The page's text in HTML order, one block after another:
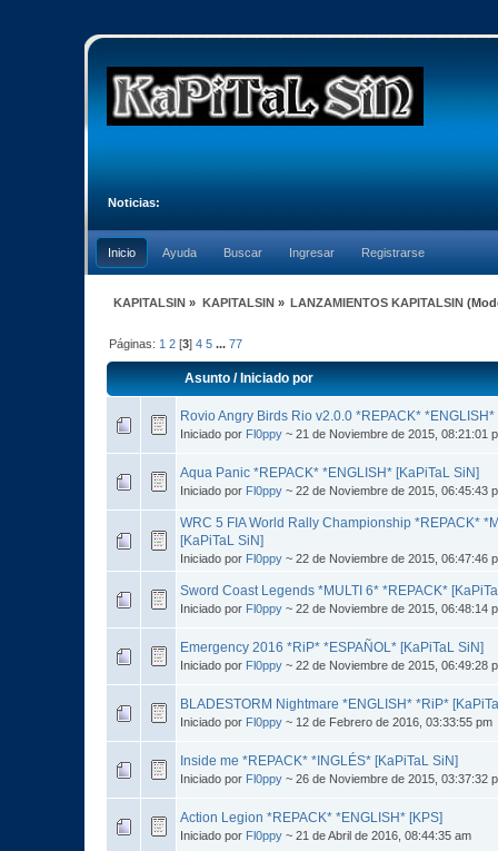
Noticias:
Inicio Ayuda Buscar Ingresar Registrarse
KAPITALSIN » KAPITALSIN» LANZAMIENTOS KAPITALSIN
Páginas: 1 2 [3]4 5 ...77
Asunto/Iniciado por
Rovio Angry Birds Rio v2.0.0 *REPACK* *ENGLISH*
Iniciado por Fl0ppy ~ 21 de Noviembre de 2015, 08:21:01
Aqua Panic *REPACK* *ENGLISH* [KaPiTaL SiN]
Iniciado por Fl0ppy ~ 22 de Noviembre de 2015, 06:45:43
WRC 5 FIA World Rally Championship *REPACK*
[KaPiTaL SiN]
Iniciado por Fl0ppy ~ 22 de Noviembre de 2015, 06:47:46
Sword Coast Legends *MULTI 6* *REPACK*
Iniciado por Fl0ppy ~ 22 de Noviembre de 2015, 06:48:14
Emergency 2016 *RiP* *ESPAÑOL* [KaPiTaL SiN]
Iniciado por Fl0ppy ~ 22 de Noviembre de 2015, 06:49:28
BLADESTORM Nightmare *ENGLISH* *RiP*
Iniciado por Fl0ppy ~ 12 de Febrero de 2016, 03:33:55 pm
Inside me *REPACK* *INGLÉS* [KaPiTaL SiN]
Iniciado por Fl0ppy ~ 26 de Noviembre de 2015, 03:37:32
Action Legion *REPACK* *ENGLISH* [KPS]
Iniciado por Fl0ppy ~ 21 de Abril de 2016, 08:44:35 am